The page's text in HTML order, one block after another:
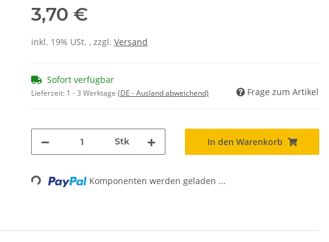
3,70 €
inkl. 19% USt. , zzgl. Versand
Sofort verfügbar
Lieferzeit: 1 - 3 Werktage (DE - Ausland abweichend) Frage zum Artikel
Stk In den Warenkorb
Loading... Komponenten werden geladen ...